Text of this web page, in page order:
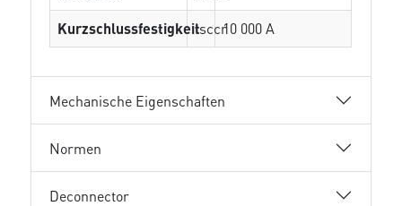
KurzschlussfestigkeitIsccr10 000 A
Mechanische Eigenschaften
Normen
Deconnector